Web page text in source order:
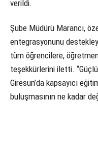
verildi.
Şube Müdürü Marancı,
entegrasyonunu
tüm öğrencilere,
teşekkürlerini iletti.
Giresun’da kapsayıcı
buluşmasının ne kadar